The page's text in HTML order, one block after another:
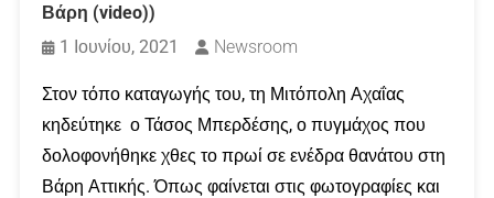
Βάρη (video))
1 Ιουνίου, 2021
Newsroom
Στον τόπο καταγωγής του, τη Μιτόπολη Αχαΐας
κηδεύτηκε ο Τάσος Μπερδέσης, ο πυγμάχος που
δολοφονήθηκε χθες το πρωί σε ενέδρα θανάτου στη
Βάρη Αττικής. Όπως φαίνεται στις φωτογραφίες και